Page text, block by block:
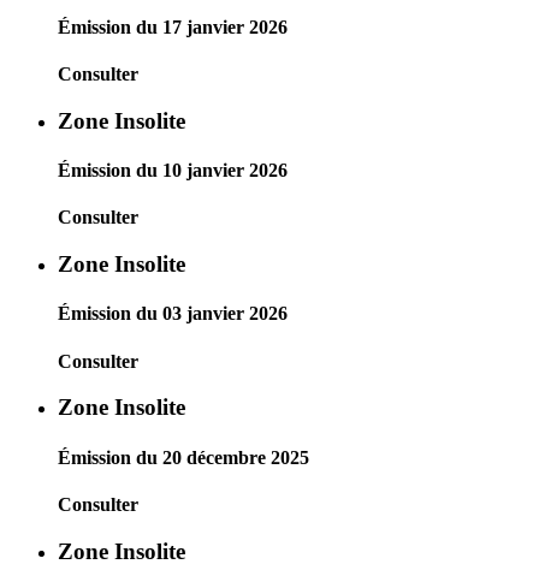
Émission du 17 janvier 2026
Consulter
Zone Insolite
Émission du 10 janvier 2026
Consulter
Zone Insolite
Émission du 03 janvier 2026
Consulter
Zone Insolite
Émission du 20 décembre 2025
Consulter
Zone Insolite